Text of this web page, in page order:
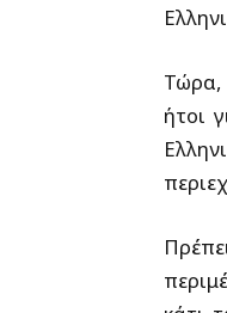
Τώρα,
ήτοι